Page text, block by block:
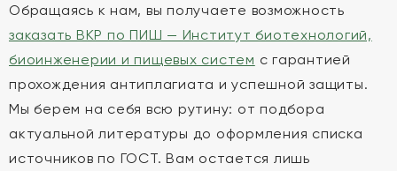
Обращаясь к нам, вы получаете возможность
заказать ВКР по ПИШ — Институт биотехнологий,
биоинженерии и пищевых систем с гарантией
прохождения антиплагиата и успешной защиты.
Мы берем на себя всю рутину: от подбора
актуальной литературы до оформления списка
источников по ГОСТ. Вам остается лишь